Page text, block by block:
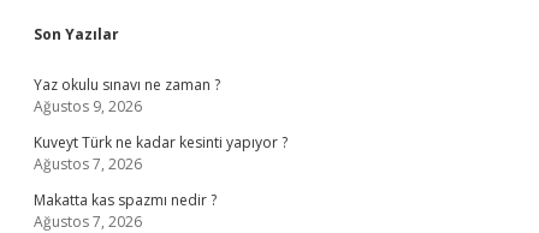
Sidebar
Son Yazılar
Yaz okulu sınavı ne zaman ?
Ağustos 9, 2026
Kuveyt Türk ne kadar kesinti yapıyor ?
Ağustos 7, 2026
Makatta kas spazmı nedir ?
Ağustos 7, 2026